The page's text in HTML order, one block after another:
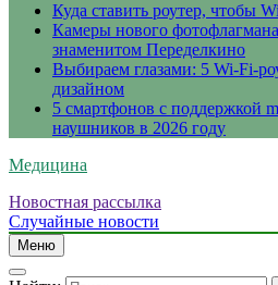
Куда ставить роутер, чтобы
Камеры нового
знаменитом Переделкино
Выбираем глазами: 5 Wi-Fi-
дизайном
5 смартфонов с поддержкой
наушников в 2026 году
Медицина
Новостная рассылка
Случайные новости
Меню